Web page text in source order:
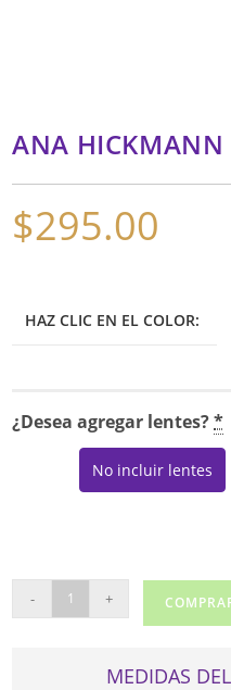
ANA
$295.00
HAZ CLIC EN EL COLOR:
¿Desea agregar lentes?*
No incluir lentes
HICKMANN
- +
MEDIDAS